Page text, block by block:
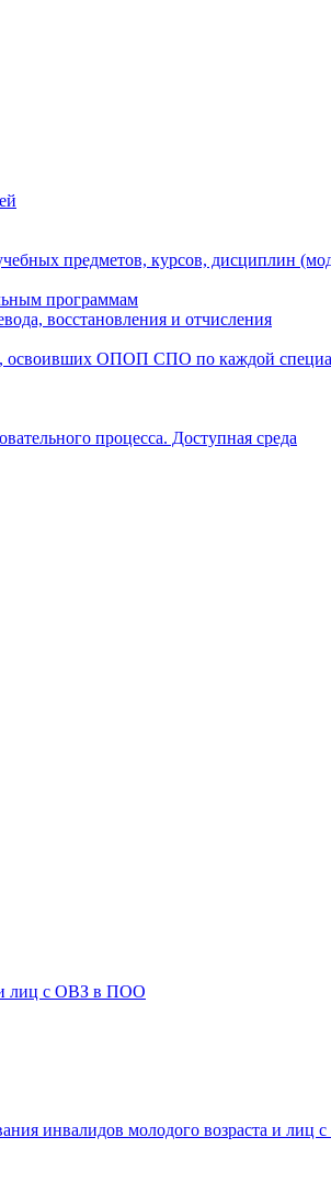
предметов, курсов, дисциплин
программам
восстановления и отчисления
освоивших ОПОП СПО по каждой
процесса. Доступная среда
и лиц с ОВЗ в ПОО
инвалидов молодого возраста и лиц